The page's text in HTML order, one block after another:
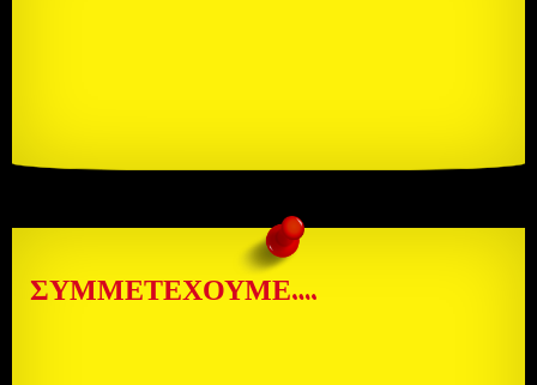
ΣΥΜΜΕΤΈΧΟΥΜΕ….